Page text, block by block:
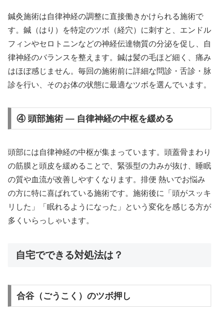
鍼灸施術は自律神経の調整に直接働きかけられる施術で
す。鍼（はり）を特定のツボ（経穴）に刺すと、エンドル
フィンやセロトニンなどの神経伝達物質の分泌を促し、自
律神経のバランスを整えます。鍼は髪の毛ほど細く、痛み
はほぼ感じません。毎回の施術前に詳細な問診・舌診・脉
診を行い、そのお体の状態に最適なツボを選んでいます。
④ 頭部施術 — 自律神経の中枢を緩める
頭部には自律神経の中枢が集まっています。頭蓋骨まわり
の筋膜と頭皮を緩めることで、緊張型の力みが抜け、睡眠
の質や血流が改善しやすくなります。排便 熱いでお悩み
の方に特に喜ばれている施術です。施術後に「頭がスッキ
リした」「眠れるようになった」という変化を感じる方が
多くいらっしゃいます。
自宅でできる対処法は？
合谷（ごうこく）のツボ押し